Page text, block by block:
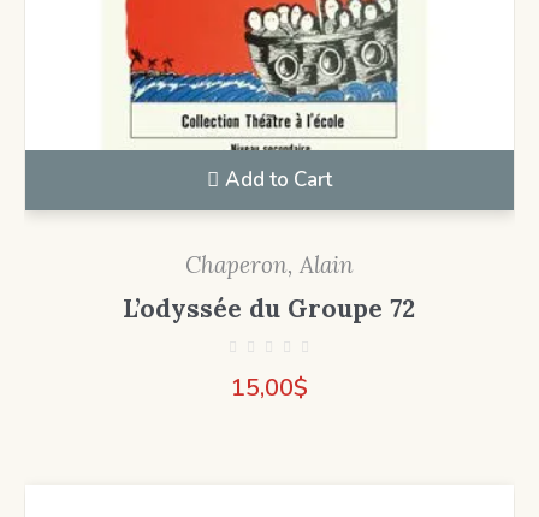
Add to Cart
Chaperon, Alain
L’odyssée du Groupe 72
15,00$